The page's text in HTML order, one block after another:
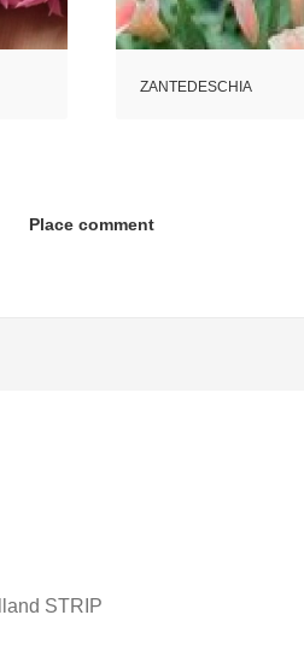
ZANTEDESCHIA
Place comment
STRIP